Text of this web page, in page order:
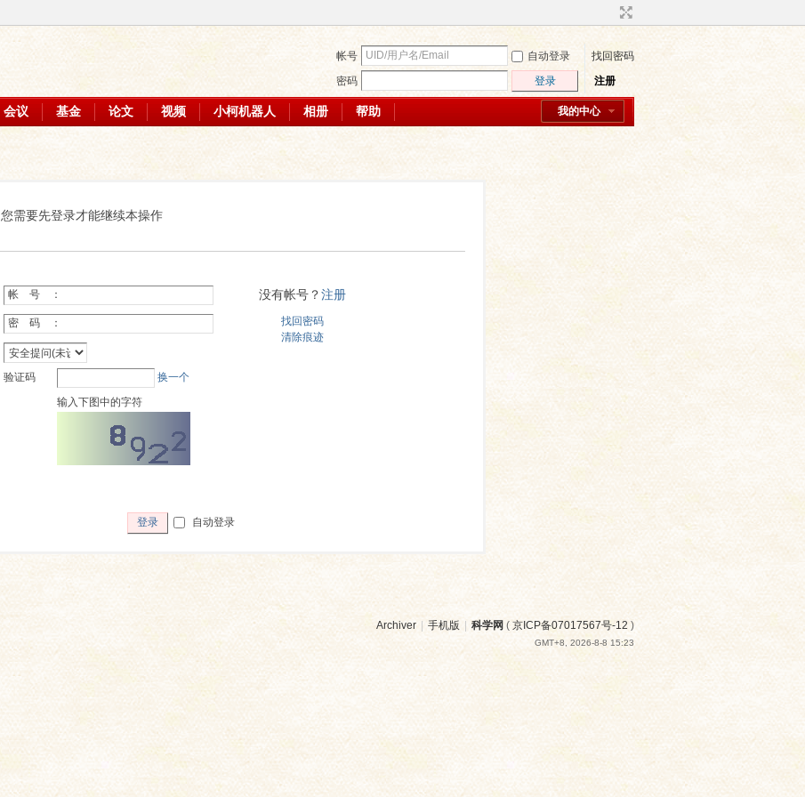
帐号 自动登录
找回密码
密码
登录 注册
我的中心
会议 基金 论文 视频 小柯机器人 相册 帮助
您需要先登录才能继续本操作
帐 号 ：
密 码 ：
验证码
换一个
输入下图中的字符
没有帐号？注册
找回密码
清除痕迹
登录 自动登录
Archiver | 手机版 | 科学网 ( 京ICP备07017567号-12 )
GMT+8, 2026-8-8 15:23